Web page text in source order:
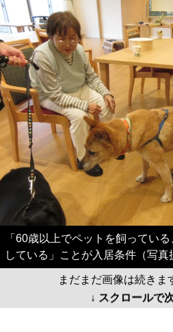
「60歳以上でペットを飼ってい
している」ことが入居条件（写真
まだまだ画像は続きま
↓ スクロールで